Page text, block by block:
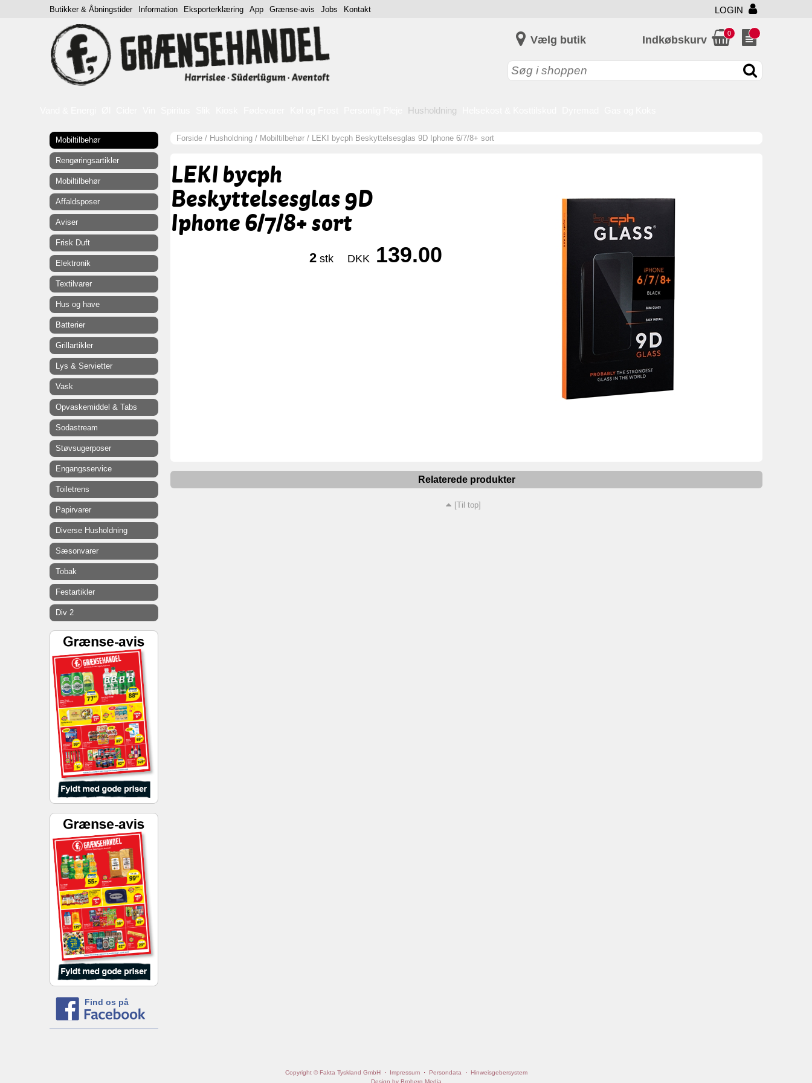
LOGIN
Vælg butik
Husholdning
Indkøbskurv
0
Forside / Husholdning / Mobiltilbehør / LEKI bycph Beskyttelsesglas 9D Iphone 6/7/8+ sort
LEKI bycph
Beskyttelsesglas 9D
Iphone 6/7/8+ sort
2 stk DKK 139.00
Relaterede produkter
[Til top]
Mobiltilbehør
Rengøringsartikler
Mobiltilbehør
Affaldsposer
Aviser
Frisk Duft
Elektronik
Textilvarer
Hus og have
Batterier
Grillartikler
Lys & Servietter
Vask
Opvaskemiddel & Tabs
Sodastream
Støvsugerposer
Engangsservice
Toiletrens
Papirvarer
Diverse Husholdning
Sæsonvarer
Tobak
Festartikler
Div 2
Find os på
Butikker & Åbningstider Information Eksporterklæring App Grænse-avis Jobs Kontakt
Copyright © Fakta Tyskland GmbH· Impressum· Persondata · Hinweisgebersystem
Design by Broberg Media